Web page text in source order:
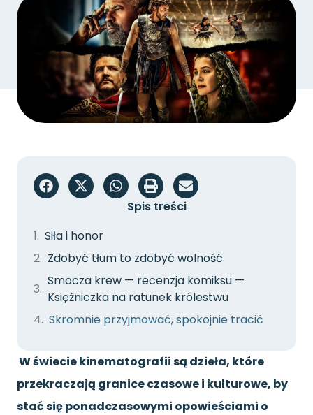
Spis treści
Siła i honor
Zdobyć tłum to zdobyć wolność
Smocza krew — recenzja komiksu —
Księżniczka na ratunek królestwu
Skromnie przyjmować, spokojnie tracić
W świecie kinematografii są dzieła, które
przekraczają granice czasowei kulturowe, by
stać się ponadczasowymi opowieściami o